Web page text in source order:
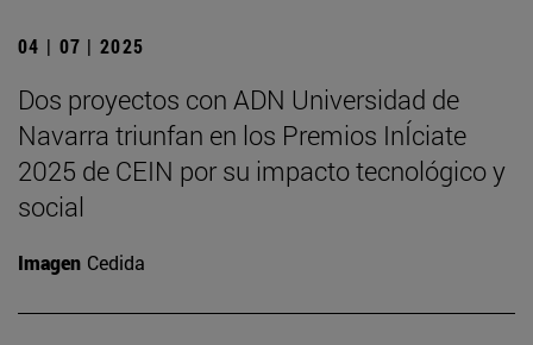
04 | 07 | 2025
Dos proyectos con ADN Universidad de
Navarra triunfan en los Premios InÍciate
2025 de CEIN por su impacto tecnológico y
social
Imagen Cedida